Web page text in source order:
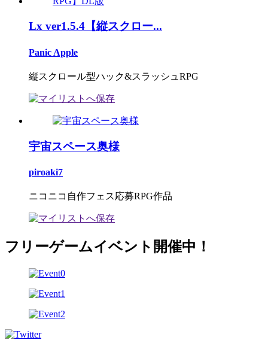
Lx ver1.5.4【縦スクロー...
Panic Apple
縦スクロール型ハック&スラッシュRPG
宇宙スペース奥様
piroaki7
ニコニコ自作フェス応募RPG作品
フリーゲームイベント開催中！